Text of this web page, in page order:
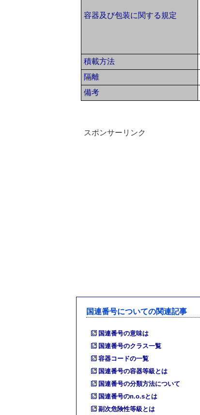
容器及び包装に関する規定
積載方法
隔離
備考
スポンサーリンク
国連番号についての関連記事
国連番号の意味は
国連番号のクラス一覧
容器コードの一覧
国連番号の容器等級とは
国連番号の分類方法について
国連番号のn.o.sとは
副次危険性等級とは